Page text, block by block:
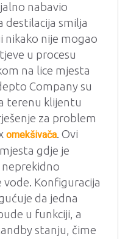
nabavio
destilacija smilja
nikako nije mogao
u procesu
na lice mjesta
Company su
terenu klijentu
za problem
omekšivača. Ovi
gdje je
Konfiguracija
da jedna
u funkciji, a
stanju, čime